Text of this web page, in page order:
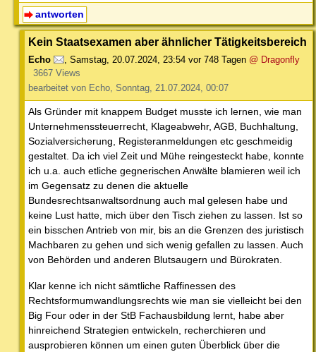
antworten
Kein Staatsexamen aber ähnlicher Tätigkeitsbereich
Echo , Samstag, 20.07.2024, 23:54 vor 748 Tagen @ Dragonfly
3667 Views
bearbeitet von Echo, Sonntag, 21.07.2024, 00:07
Als Gründer mit knappem Budget musste ich lernen, wie man
Unternehmenssteuerrecht, Klageabwehr, AGB, Buchhaltung,
Sozialversicherung, Registeranmeldungen etc geschmeidig
gestaltet. Da ich viel Zeit und Mühe reingesteckt habe, konnte
ich u.a. auch etliche gegnerischen Anwälte blamieren weil ich
im Gegensatz zu denen die aktuelle
Bundesrechtsanwaltsordnung auch mal gelesen habe und
keine Lust hatte, mich über den Tisch ziehen zu lassen. Ist so
ein bisschen Antrieb von mir, bis an die Grenzen des juristisch
Machbaren zu gehen und sich wenig gefallen zu lassen. Auch
von Behörden und anderen Blutsaugern und Bürokraten.
Klar kenne ich nicht sämtliche Raffinessen des
Rechtsformumwandlungsrechts wie man sie vielleicht bei den
Big Four oder in der StB Fachausbildung lernt, habe aber
hinreichend Strategien entwickeln, recherchieren und
ausprobieren können um einen guten Überblick über die